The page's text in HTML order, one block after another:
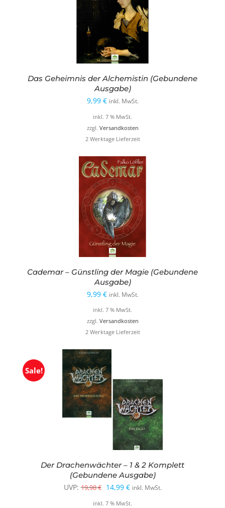
Das Geheimnis der Alchemistin (Gebundene
Ausgabe)
9,99 € inkl. MwSt.
inkl. 7 % MwSt.
zzgl. Versandkosten
2 Werktage Lieferzeit
Cademar – Günstling der Magie (Gebundene
Ausgabe)
9,99 € inkl. MwSt.
inkl. 7 % MwSt.
zzgl. Versandkosten
2 Werktage Lieferzeit
Sale!
Der Drachenwächter – 1 & 2 Komplett
(Gebundene Ausgabe)
UVP: 19,98€ Ursprünglicher
Preis
14,99 €Aktueller
Preis
inkl. MwSt.
inkl. 7 % MwSt.